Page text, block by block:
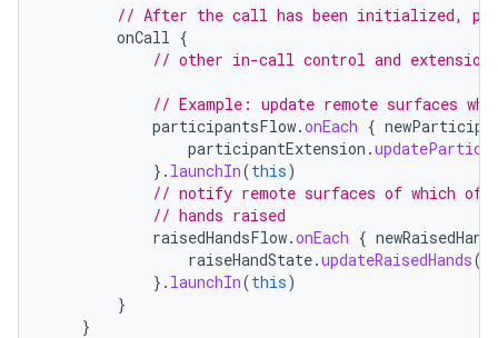
// After the call has been initialized,
onCall {
// other in-call control and
// Example: update remote surfaces
participantsFlow.onEach {
participantExtension .
}. launchIn(this)
// notify remote surfaces of which of
// hands raised
raisedHandsFlow.onEach {
raiseHandState.updateRaisedHands(
}. launchIn(this)
}
}